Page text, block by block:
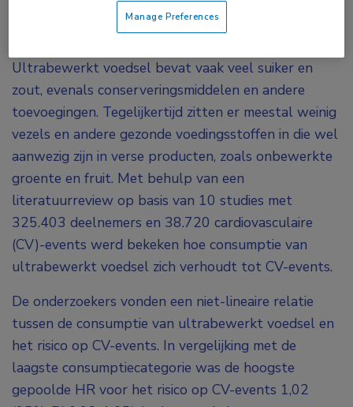
tacochips (mais), softijs (melk) en vissticks (verse
Ultrabewerkt voedsel bevat vaak veel suiker en
zout, evenals conserveringsmiddelen en andere
toevoegingen. Tegelijkertijd zitten er meestal weinig
vezels en andere gezonde voedingsstoffen in die wel
aanwezig zijn in verse producten, zoals onbewerkte
groente en fruit. Met behulp van een
literatuurreview op basis van 10 studies met
325.403 deelnemers en 38.720 cardiovasculaire
(CV)-events werd bekeken hoe consumptie van
ultrabewerkt voedsel zich verhoudt tot CV-events.
De onderzoekers vonden een niet-lineaire relatie
tussen de consumptie van ultrabewerkt voedsel en
het risico op CV-events. In vergelijking met de
laagste consumptiecategorie was de hoogste
gepoolde HR voor het risico op CV-events 1,02
Manage Preferences